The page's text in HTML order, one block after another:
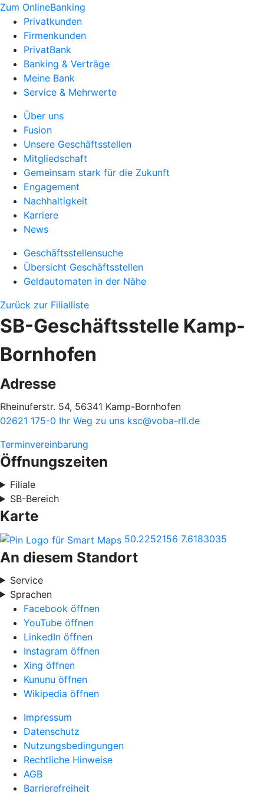
Zum OnlineBanking
Privatkunden
Firmenkunden
PrivatBank
Banking & Verträge
Meine Bank
Service & Mehrwerte
Über uns
Fusion
Unsere Geschäftsstellen
Mitgliedschaft
Gemeinsam stark für die Zukunft
Engagement
Nachhaltigkeit
Karriere
News
Geschäftsstellensuche
Übersicht Geschäftsstellen
Geldautomaten in der Nähe
Zurück zur Filialliste
SB-Geschäftsstelle Kamp-
Bornhofen
Adresse
Rheinuferstr. 54, 56341 Kamp-Bornhofen
02621 175-0 Ihr Weg zu uns ksc@voba-rll.de
Terminvereinbarung
Öffnungszeiten
Filiale
SB-Bereich
Karte
50.2252156 7.6183035
An diesem Standort
Service
Sprachen
Facebook öffnen
YouTube öffnen
LinkedIn öffnen
Instagram öffnen
Xing öffnen
Kununu öffnen
Wikipedia öffnen
Impressum
Datenschutz
Nutzungsbedingungen
Rechtliche Hinweise
AGB
Barrierefreiheit